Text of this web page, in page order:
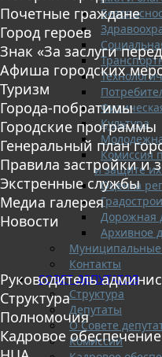
Культура
Комиссия
и защите
Оценка
Дорожная
Архивное
Контакты
СОВЕТ ДЕПУТАТОВ
Структура
Депутаты
О Совете
Комиссии
Почетные граждане
Город героев
Знак «За заслуги
Афиша городских
Туризм
Города-побратимы
Городские программы
Генеральный план
Правила застройки и
Экстренные службы
Медиа галерея
Новости
Руководитель
Структура
Полномочия
Кадровое обеспечение